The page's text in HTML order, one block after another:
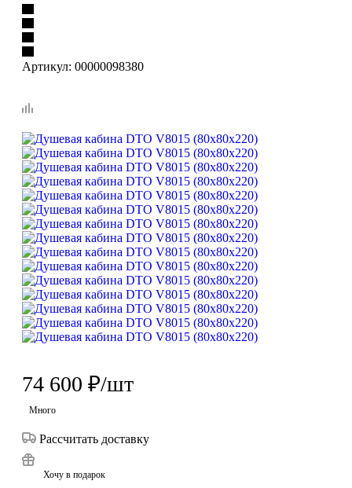
Артикул: 00000098380
74 600 ₽/шт
Много
Рассчитать доставку
Хочу в подарок